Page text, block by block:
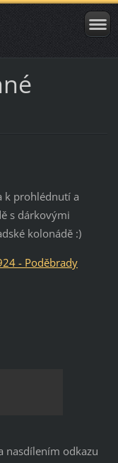
k prohlédnutí a
s dárkovými
kolonádě :)
- Poděbrady
nasdílením odkazu